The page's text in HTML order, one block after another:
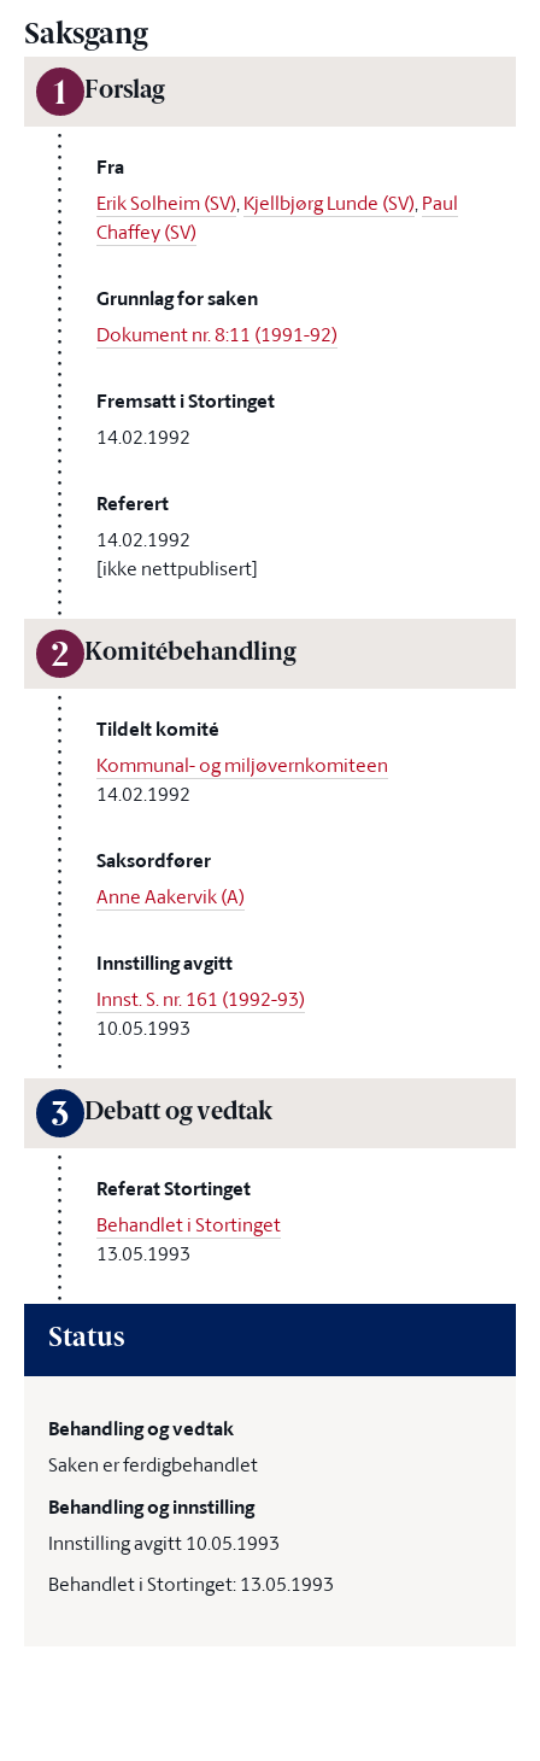
Saksgang
1 Forslag
Fra
Erik Solheim (SV),Kjellbjørg Lunde (SV),Paul
Chaffey (SV)
Grunnlag for saken
Dokument nr. 8:11 (1991-92)
Fremsatt i Stortinget
14.02.1992
Referert
14.02.1992
[ikke nettpublisert]
2 Komitébehandling
Tildelt komité
Kommunal- og miljøvernkomiteen
14.02.1992
Saksordfører
Anne Aakervik (A)
Innstilling avgitt
Innst. S. nr. 161 (1992-93)
10.05.1993
3 Debatt og vedtak
Referat Stortinget
Behandlet i Stortinget
13.05.1993
Status
Behandling og vedtak
Saken er ferdigbehandlet
Behandling og innstilling
Innstilling avgitt 10.05.1993
Behandlet i Stortinget: 13.05.1993